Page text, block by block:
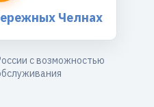
Челнах
с возможностью